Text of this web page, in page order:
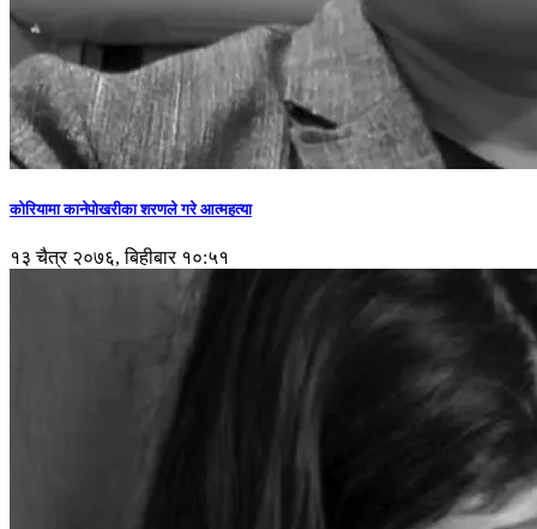
कोरियामा कानेपोखरीका शरणले गरे आत्महत्या
१३ चैत्र २०७६, बिहीबार १०:५१